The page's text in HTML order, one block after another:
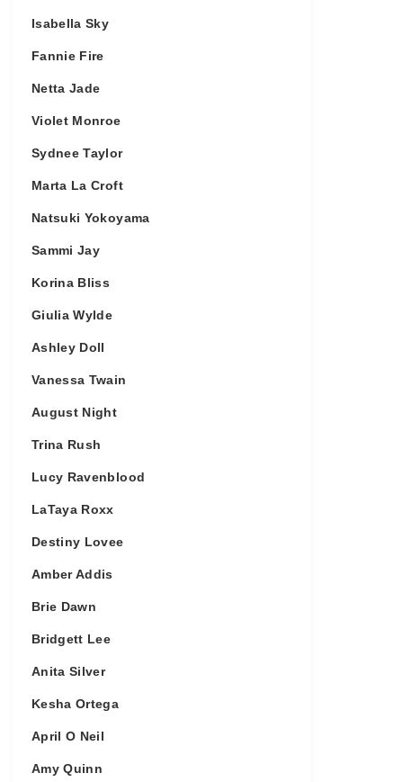
Isabella Sky
Fannie Fire
Netta Jade
Violet Monroe
Sydnee Taylor
Marta La Croft
Natsuki Yokoyama
Sammi Jay
Korina Bliss
Giulia Wylde
Ashley Doll
Vanessa Twain
August Night
Trina Rush
Lucy Ravenblood
LaTaya Roxx
Destiny Lovee
Amber Addis
Brie Dawn
Bridgett Lee
Anita Silver
Kesha Ortega
April O Neil
Amy Quinn